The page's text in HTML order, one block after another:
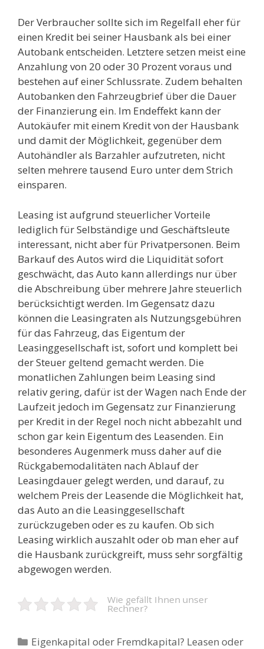
Der Verbraucher sollte sich im Regelfall eher für
einen Kredit bei seiner Hausbank als bei einer
Autobank entscheiden. Letztere setzen meist eine
Anzahlung von 20 oder 30 Prozent voraus und
bestehen auf einer Schlussrate. Zudem behalten
Autobanken den Fahrzeugbrief über die Dauer
der Finanzierung ein. Im Endeffekt kann der
Autokäufer mit einem Kredit von der Hausbank
und damit der Möglichkeit, gegenüber dem
Autohändler als Barzahler aufzutreten, nicht
selten mehrere tausend Euro unter dem Strich
einsparen.
Leasing ist aufgrund steuerlicher Vorteile
lediglich für Selbständige und Geschäftsleute
interessant, nicht aber für Privatpersonen. Beim
Barkauf des Autos wird die Liquidität sofort
geschwächt, das Auto kann allerdings nur über
die Abschreibung über mehrere Jahre steuerlich
berücksichtigt werden. Im Gegensatz dazu
können die Leasingraten als Nutzungsgebühren
für das Fahrzeug, das Eigentum der
Leasinggesellschaft ist, sofort und komplett bei
der Steuer geltend gemacht werden. Die
monatlichen Zahlungen beim Leasing sind
relativ gering, dafür ist der Wagen nach Ende der
Laufzeit jedoch im Gegensatz zur Finanzierung
per Kredit in der Regel noch nicht abbezahlt und
schon gar kein Eigentum des Leasenden. Ein
besonderes Augenmerk muss daher auf die
Rückgabemodalitäten nach Ablauf der
Leasingdauer gelegt werden, und darauf, zu
welchem Preis der Leasende die Möglichkeit hat,
das Auto an die Leasinggesellschaft
zurückzugeben oder es zu kaufen. Ob sich
Leasing wirklich auszahlt oder ob man eher auf
die Hausbank zurückgreift, muss sehr sorgfältig
abgewogen werden.
Wie gefällt Ihnen unser
Rechner?
Kategorien
Eigenkapital oder Fremdkapital? Leasen oder